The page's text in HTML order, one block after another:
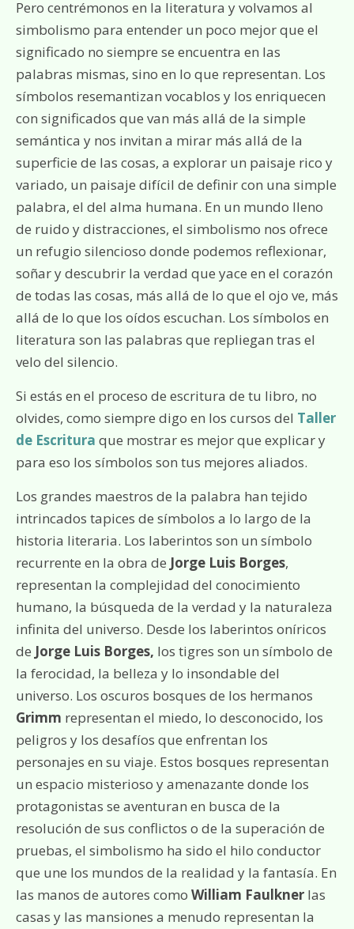
Pero centrémonos en la literatura y volvamos al
simbolismo para entender un poco mejor que el
significado no siempre se encuentra en las
palabras mismas, sino en lo que representan. Los
símbolos resemantizan vocablos y los enriquecen
con significados que van más allá de la simple
semántica y nos invitan a mirar más allá de la
superficie de las cosas, a explorar un paisaje rico y
variado, un paisaje difícil de definir con una simple
palabra, el del alma humana. En un mundo lleno
de ruido y distracciones, el simbolismo nos ofrece
un refugio silencioso donde podemos reflexionar,
soñar y descubrir la verdad que yace en el corazón
de todas las cosas, más allá de lo que el ojo ve, más
allá de lo que los oídos escuchan. Los símbolos en
literatura son las palabras que repliegan tras el
velo del silencio.
Si estás en el proceso de escritura de tu libro, no
olvides, como siempre digo en los cursos del Taller
de Escritura que mostrar es mejor que explicar y
para eso los símbolos son tus mejores aliados.
Los grandes maestros de la palabra han tejido
intrincados tapices de símbolos a lo largo de la
historia literaria. Los laberintos son un símbolo
recurrente en la obra de Jorge Luis Borges,
representan la complejidad del conocimiento
humano, la búsqueda de la verdad y la naturaleza
infinita del universo. Desde los laberintos oníricos
de Jorge Luis Borges, los tigres son un símbolo de
la ferocidad, la belleza y lo insondable del
universo. Los oscuros bosques de los hermanos
Grimm representan el miedo, lo desconocido, los
peligros y los desafíos que enfrentan los
personajes en su viaje. Estos bosques representan
un espacio misterioso y amenazante donde los
protagonistas se aventuran en busca de la
resolución de sus conflictos o de la superación de
pruebas, el simbolismo ha sido el hilo conductor
que une los mundos de la realidad y la fantasía. En
las manos de autores como William Faulkner las
casas y las mansiones a menudo representan la